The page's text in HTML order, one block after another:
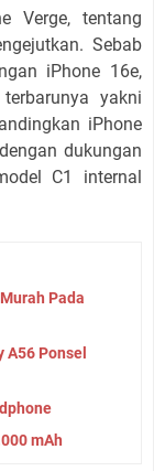
Verge, tentang
Sebab
iPhone 16e,
yakni
iPhone
dukungan
C1 internal
Pada
Ponsel
mAh